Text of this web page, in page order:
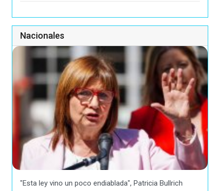
Nacionales
"Esta ley vino un poco endiablada", Patricia Bullrich